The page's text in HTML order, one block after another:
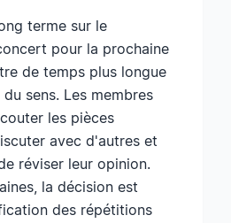
terme sur le
pour la prochaine
de temps plus longue
sens. Les membres
les pièces
avec d'autres et
réviser leur opinion.
la décision est
des répétitions